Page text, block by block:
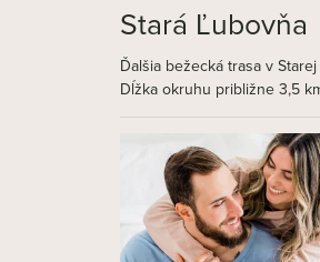
Stará Ľubovňa
Ďalšia bežecká trasa v
Dĺžka okruhu približne 3,5